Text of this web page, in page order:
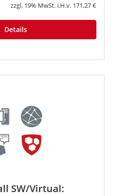
zzgl. 19% MwSt. i.H.v. 171,27 €
Details
SW/Virtual: